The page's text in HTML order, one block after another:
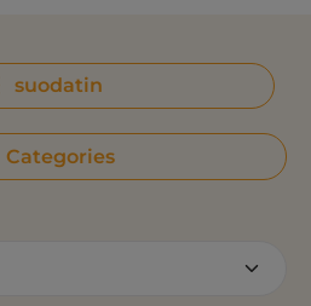
suodatin
Categories